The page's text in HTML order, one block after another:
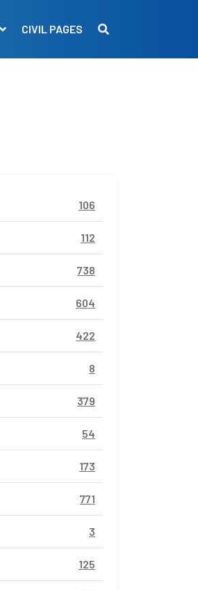
CIVIL PAGES
106
112
738
604
422
8
379
54
173
771
3
125